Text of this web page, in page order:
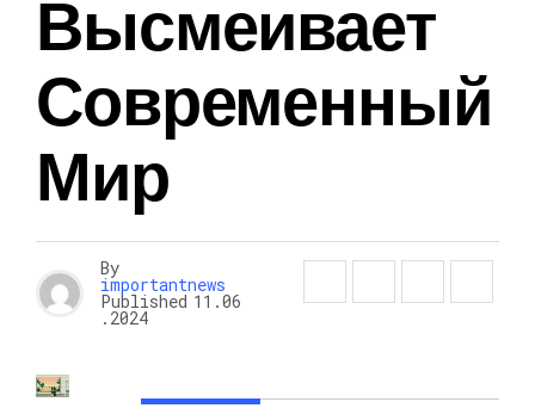
Высмеивает
Современный
Мир
By
importantnews
Published 11.06
.2024